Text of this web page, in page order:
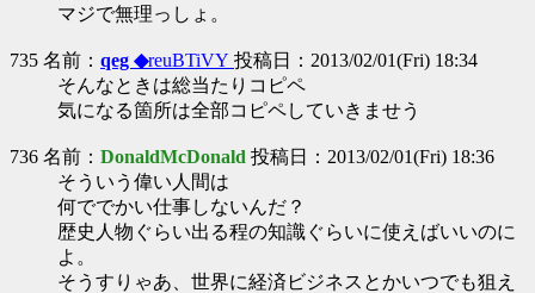
マジで無理っしょ。
735 名前： qeg ◆reuBTiVY 投稿日：2013/02/01(Fri) 18:34
そんなときは総当たりコピペ
気になる箇所は全部コピペしていきませう
736 名前： DonaldMcDonald 投稿日：2013/02/01(Fri) 18:36
そういう偉い人間は
何ででかい仕事しないんだ？
歴史人物ぐらい出る程の知識ぐらいに使えばいいのに
よ。
そうすりゃあ、世界に経済ビジネスとかいつでも狙え